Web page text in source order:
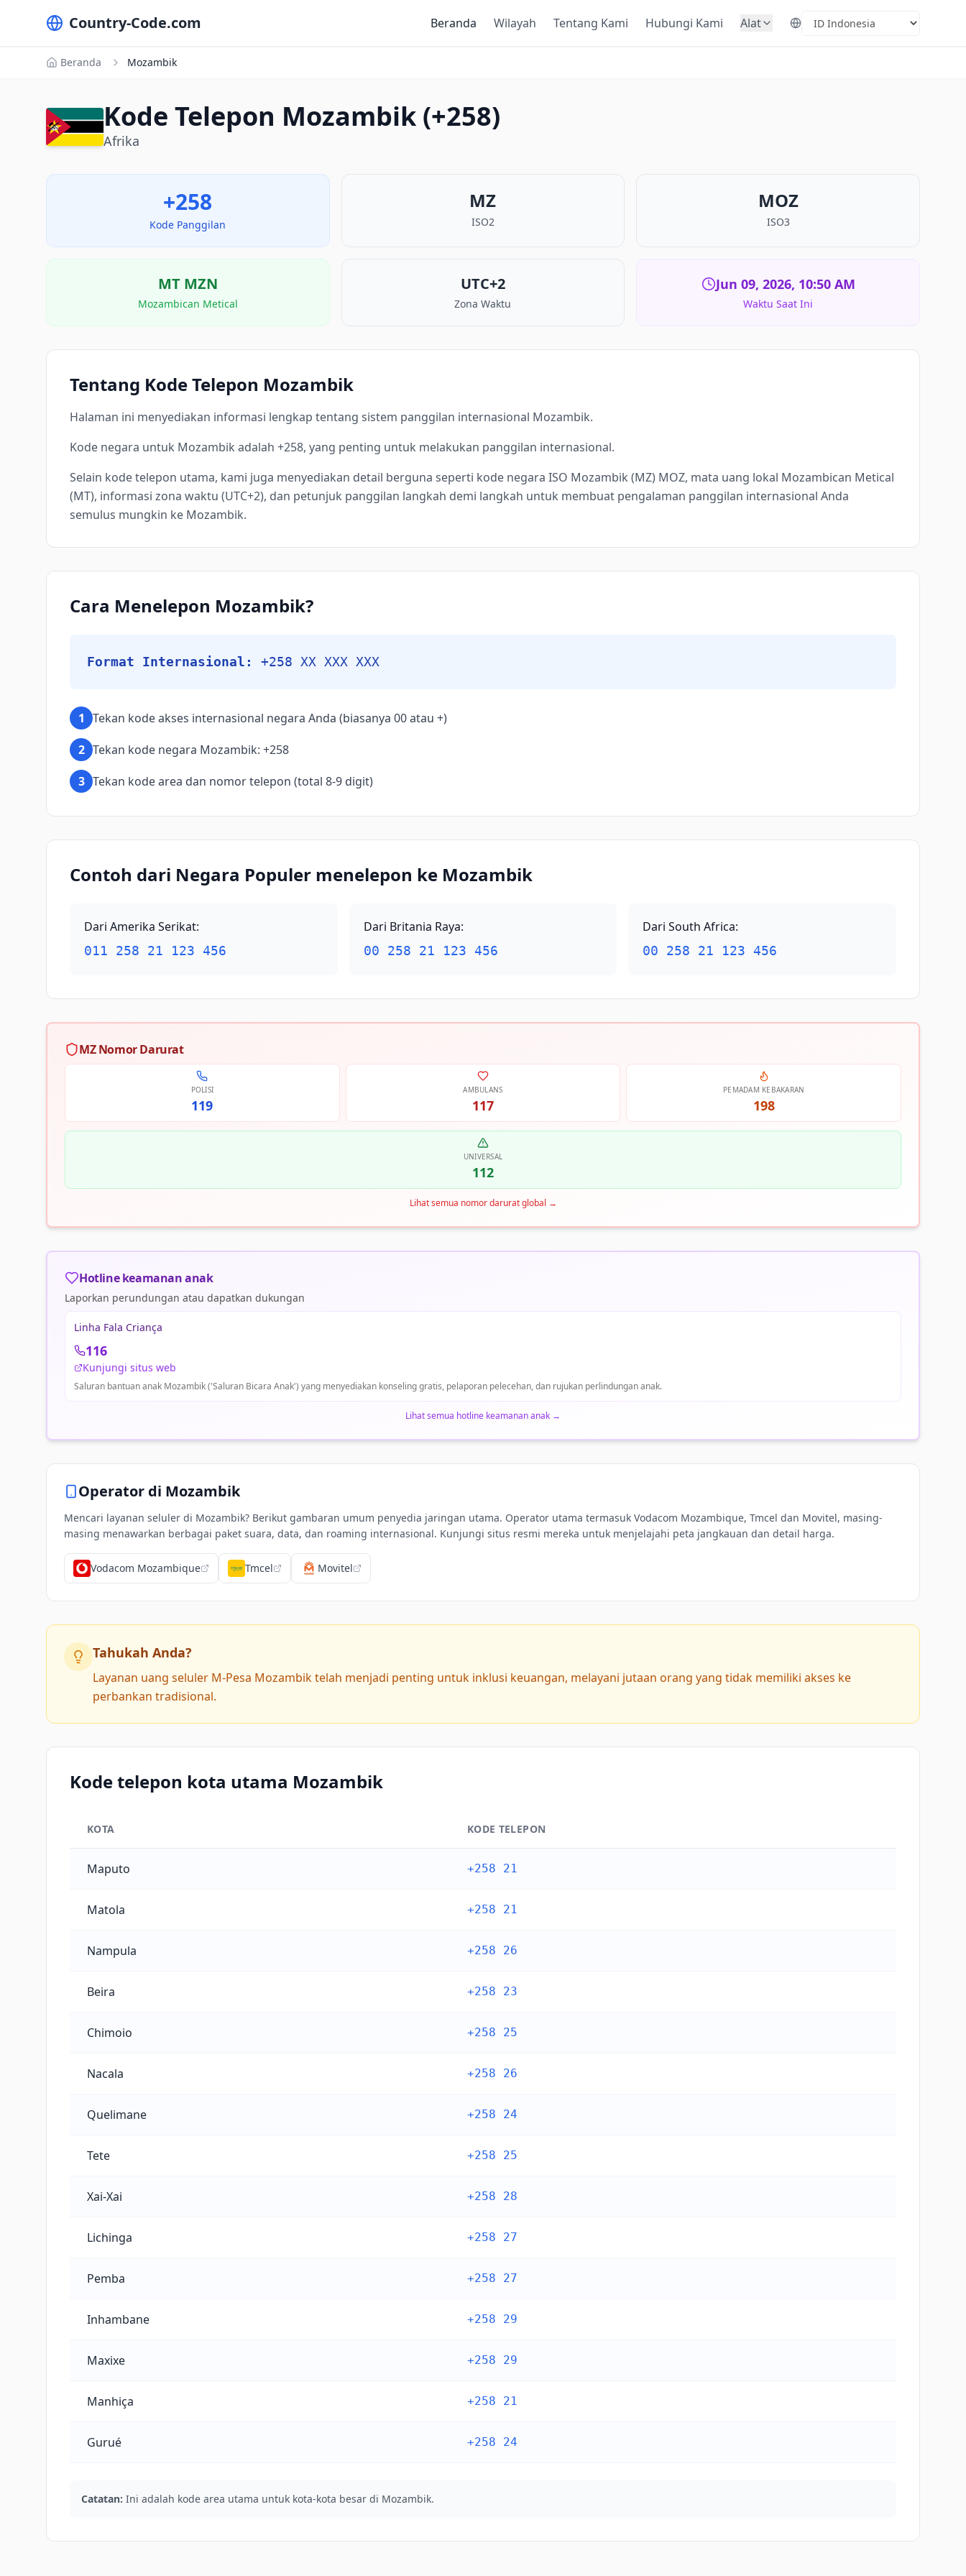
Country-Code.com Beranda Wilayah Tentang Kami Hubungi Kami Alat Select Language
Beranda Mozambik
Kode Telepon Mozambik (+258)
Afrika
+258
Kode Panggilan
MZ
ISO2
MOZ
ISO3
MT MZN
Mozambican Metical
UTC+2
Zona Waktu
Jun 09, 2026, 10:50 AM
Waktu Saat Ini
Tentang Kode Telepon Mozambik
Halaman ini menyediakan informasi lengkap tentang sistem panggilan internasional Mozambik.
Kode negara untuk Mozambik adalah +258, yang penting untuk melakukan panggilan internasional.
Selain kode telepon utama, kami juga menyediakan detail berguna seperti kode negara ISO Mozambik (MZ) MOZ, mata uang lokal Mozambican Metical
(MT), informasi zona waktu (UTC+2), dan petunjuk panggilan langkah demi langkah untuk membuat pengalaman panggilan internasional Anda
semulus mungkin ke Mozambik.
Cara Menelepon Mozambik?
Format Internasional: +258 XX XXX XXX
1 Tekan kode akses internasional negara Anda (biasanya 00 atau +)
2 Tekan kode negara Mozambik: +258
3 Tekan kode area dan nomor telepon (total 8-9 digit)
Contoh dari Negara Populer menelepon ke Mozambik
Dari Amerika Serikat:
011 258 21 123 456
Dari Britania Raya:
00 258 21 123 456
Dari South Africa:
00 258 21 123 456
MZ Nomor Darurat
POLISI
119
AMBULANS
117
PEMADAM KEBAKARAN
198
UNIVERSAL
112
Lihat semua nomor darurat global →
Hotline keamanan anak
Laporkan perundungan atau dapatkan dukungan
Linha Fala Criança
116
Kunjungi situs web
Saluran bantuan anak Mozambik ('Saluran Bicara Anak') yang menyediakan konseling gratis, pelaporan pelecehan, dan rujukan perlindungan anak.
Lihat semua hotline keamanan anak →
Operator di Mozambik
Mencari layanan seluler di Mozambik? Berikut gambaran umum penyedia jaringan utama. Operator utama termasuk Vodacom Mozambique, Tmcel dan Movitel, masing-
masing menawarkan berbagai paket suara, data, dan roaming internasional. Kunjungi situs resmi mereka untuk menjelajahi peta jangkauan dan detail harga.
Vodacom Mozambique Tmcel Movitel
Tahukah Anda?
Layanan uang seluler M-Pesa Mozambik telah menjadi penting untuk inklusi keuangan, melayani jutaan orang yang tidak memiliki akses ke
perbankan tradisional.
Kode telepon kota utama Mozambik
KOTA KODE TELEPON
Maputo +258 21
Matola +258 21
Nampula +258 26
Beira +258 23
Chimoio +258 25
Nacala +258 26
Quelimane +258 24
Tete +258 25
Xai-Xai +258 28
Lichinga +258 27
Pemba +258 27
Inhambane +258 29
Maxixe +258 29
Manhiça +258 21
Gurué +258 24
Catatan: Ini adalah kode area utama untuk kota-kota besar di Mozambik.